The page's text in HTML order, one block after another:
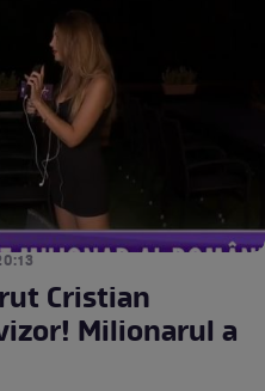
Cristian
Milionarul a